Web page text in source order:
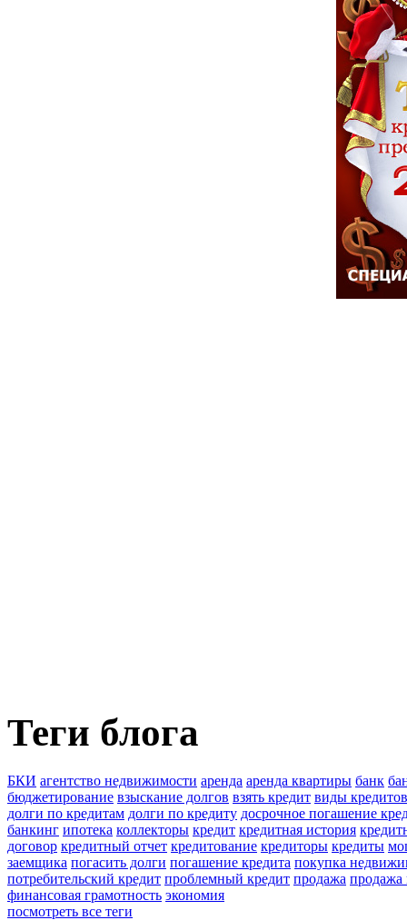
Теги блога
БКИ агентство недвижимости аренда аренда квартиры банк
бюджетирование взыскание долгов взять кредит виды кредитов
долги по кредитам долги по кредиту досрочное погашение
банкинг ипотека коллекторы кредит кредитная история
договор кредитный отчет кредитование кредиторы кредиты
заемщика погасить долги погашение кредита покупка
потребительский кредит проблемный кредит продажа продажа
финансовая грамотность экономия
посмотреть все теги